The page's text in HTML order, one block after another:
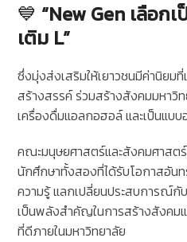
💙 “New Gen เลือก
เติม L”
ซึ่งมุ่งส่งเสริมให้เยาวชนมีค่านิยมที่
สร้างสรรค์ ร่วมสร้างสังคมมหาวิ
เครื่องดื่มแอลกอฮอล์ และเป็นแบ
คณะมนุษยศาสตร์และสังคมศาสต
นักศึกษาทั้งสองที่ได้รับโอกาสอั
ความรู้ แลกเปลี่ยนประสบการณ์กับ
เป็นพลังสำคัญในการสร้างสังคม
ที่ดีภายในมหาวิทยาลัย